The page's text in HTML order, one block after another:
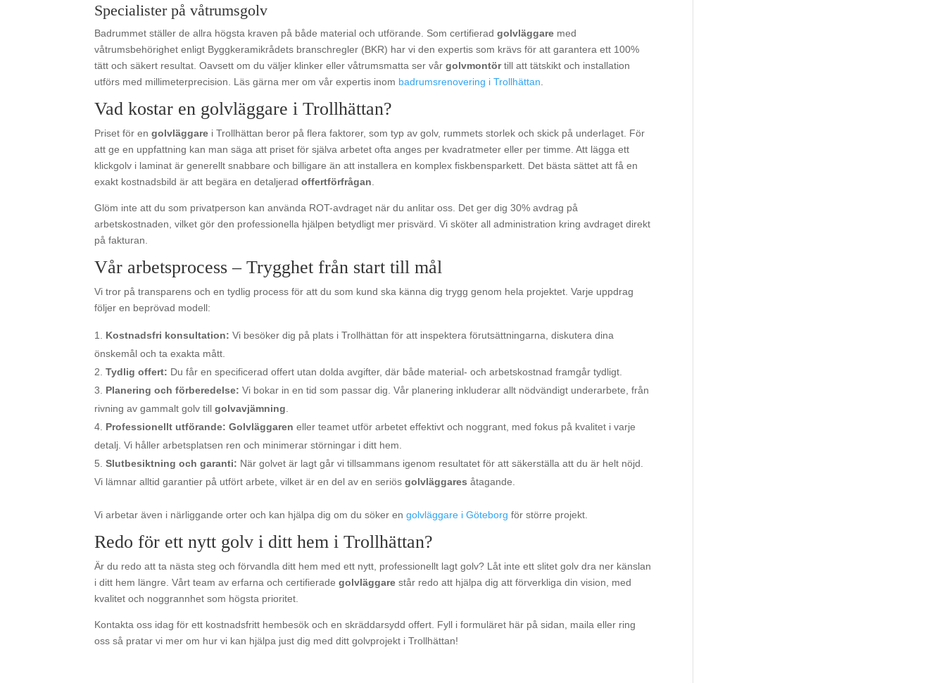
Specialister på våtrumsgolv
Badrummet ställer de allra högsta kraven på både material och utförande. Som certifieradgolvläggare med
våtrumsbehörighet enligt Byggkeramikrådets branschregler (BKR) har vi den expertis som krävs för att garantera ett 100%
tätt och säkert resultat. Oavsett om du väljer klinker eller våtrumsmatta ser vårgolvmontörtill att tätskikt och installation
utförs med millimeterprecision. Läs gärna mer om vår expertis inom badrumsrenovering i Trollhättan
Vad kostar en golvläggare i Trollhättan?
Priset för engolvläggare i Trollhättan beror på flera faktorer, som typ av golv, rummets storlek och skick på underlaget. För
att ge en uppfattning kan man säga att priset för själva arbetet ofta anges per kvadratmeter eller per timme. Att lägga ett
klickgolv i laminat är generellt snabbare och billigare än att installera en komplex fiskbensparkett. Det bästa sättet att få en
exakt kostnadsbild är att begära en detaljeradoffertförfrågan
Glöm inte att du som privatperson kan använda ROT-avdraget när du anlitar oss. Det ger dig 30% avdrag på
arbetskostnaden, vilket gör den professionella hjälpen betydligt mer prisvärd. Vi sköter all administration kring avdraget direkt
på fakturan.
Vår arbetsprocess – Trygghet från start till mål
Vi tror på transparens och en tydlig process för att du som kund ska känna dig trygg genom hela projektet. Varje uppdrag
följer en beprövad modell:
Kostnadsfri konsultation: Vi besöker dig på plats i Trollhättan för att inspektera förutsättningarna, diskutera dina
önskemål och ta exakta mått.
Tydlig offert: Du får en specificerad offert utan dolda avgifter, där både material- och arbetskostnad framgår tydligt.
Planering och förberedelse: Vi bokar in en tid som passar dig. Vår planering inkluderar allt nödvändigt underarbete, från
rivning av gammalt golv tillgolvavjämning
Professionellt utförande: Golvläggaren eller teamet utför arbetet effektivt och noggrant, med fokus på kvalitet i varje
detalj. Vi håller arbetsplatsen ren och minimerar störningar i ditt hem.
Slutbesiktning och garanti: När golvet är lagt går vi tillsammans igenom resultatet för att säkerställa att du är helt nöjd.
Vi lämnar alltid garantier på utfört arbete, vilket är en del av en seriösgolvläggares åtagande.
Vi arbetar även i närliggande orter och kan hjälpa dig om du söker engolvläggare i Göteborg för större projekt.
Redo för ett nytt golv i ditt hem i Trollhättan?
Är du redo att ta nästa steg och förvandla ditt hem med ett nytt, professionellt lagt golv? Låt inte ett slitet golv dra ner känslan
i ditt hem längre. Vårt team av erfarna och certifieradegolvläggare står redo att hjälpa dig att förverkliga din vision, med
kvalitet och noggrannhet som högsta prioritet.
Kontakta oss idag för ett kostnadsfritt hembesök och en skräddarsydd offert. Fyll i formuläret här på sidan, maila eller ring
oss så pratar vi mer om hur vi kan hjälpa just dig med ditt golvprojekt i Trollhättan!